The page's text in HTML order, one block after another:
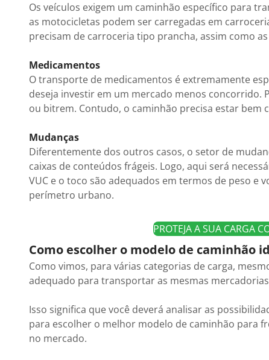
Os veículos exigem um caminhão específico para
as motocicletas podem ser carregadas em
precisam de carroceria tipo prancha, assim como
Medicamentos
O transporte de medicamentos é extremamente
deseja investir em um mercado menos concorrido.
ou bitrem. Contudo, o caminhão precisa estar bem
Mudanças
Diferentemente dos outros casos, o setor de
caixas de conteúdos frágeis. Logo, aqui será
VUC e o toco são adequados em termos de peso e
perímetro urbano.
PROTEJA A SUA CARGA
Como escolher o modelo de caminhão
Como vimos, para várias categorias de carga,
adequado para transportar as mesmas
Isso significa que você deverá analisar as
para escolher o melhor modelo de caminhão para
no mercado.